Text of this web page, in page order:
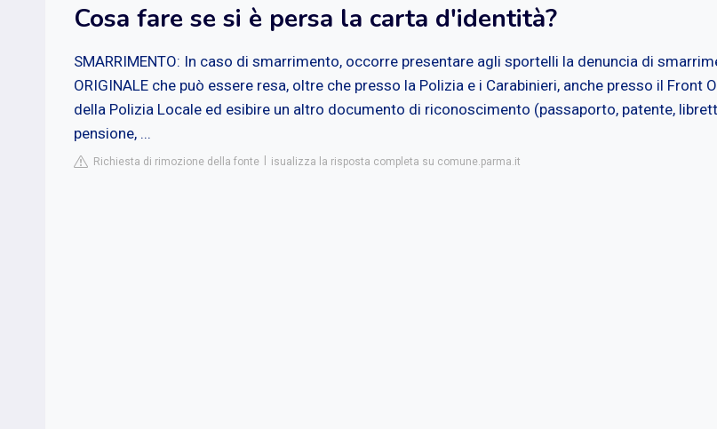
Cosa fare se si è persa la carta d'identità?
SMARRIMENTO: In caso di smarrimento, occorre presentare agli sportelli la denuncia di
ORIGINALE che può essere resa, oltre che presso la Polizia e i Carabinieri, anche presso il Front
della Polizia Locale ed esibire un altro documento di riconoscimento (passaporto, patente,
pensione, ...
Richiesta di rimozione della fonte isualizza la risposta completa su comune.parma.it